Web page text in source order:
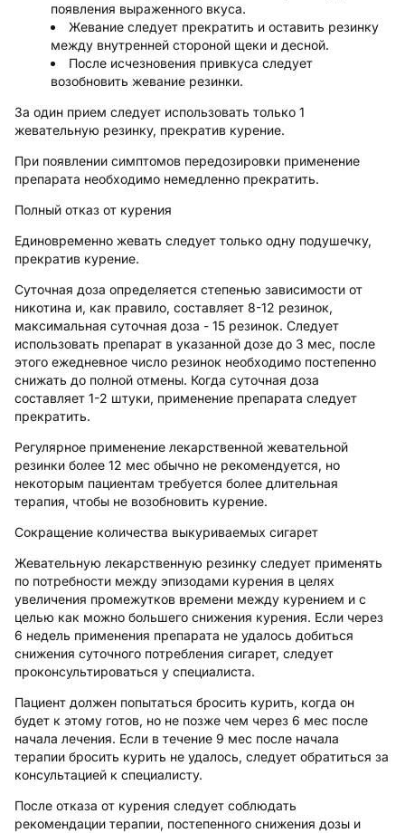
появления выраженного вкуса.
Жевание следует прекратить и оставить резинку
между внутренней стороной щеки и десной.
После исчезновения привкуса следует
возобновить жевание резинки.
За один прием следует использовать только 1
жевательную резинку, прекратив курение.
При появлении симптомов передозировки применение
препарата необходимо немедленно прекратить.
Полный отказ от курения
Единовременно жевать следует только одну подушечку,
прекратив курение.
Суточная доза определяется степенью зависимости от
никотина и, как правило, составляет 8-12 резинок,
максимальная суточная доза - 15 резинок. Следует
использовать препарат в указанной дозе до 3 мес, после
этого ежедневное число резинок необходимо постепенно
снижать до полной отмены. Когда суточная доза
составляет 1-2 штуки, применение препарата следует
прекратить.
Регулярное применение лекарственной жевательной
резинки более 12 мес обычно не рекомендуется, но
некоторым пациентам требуется более длительная
терапия, чтобы не возобновить курение.
Сокращение количества выкуриваемых сигарет
Жевательную лекарственную резинку следует применять
по потребности между эпизодами курения в целях
увеличения промежутков времени между курением и с
целью как можно большего снижения курения. Если через
6 недель применения препарата не удалось добиться
снижения суточного потребления сигарет, следует
проконсультироваться у специалиста.
Пациент должен попытаться бросить курить, когда он
будет к этому готов, но не позже чем через 6 мес после
начала лечения. Если в течение 9 мес после начала
терапии бросить курить не удалось, следует обратиться за
консультацией к специалисту.
После отказа от курения следует соблюдать
рекомендации терапии, постепенного снижения дозы и